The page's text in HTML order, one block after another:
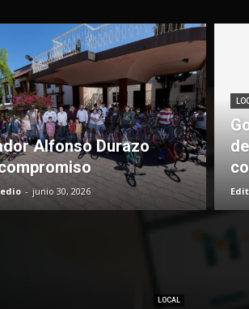
Alfonso Durazo
- junio 30, 2026
LOCAL